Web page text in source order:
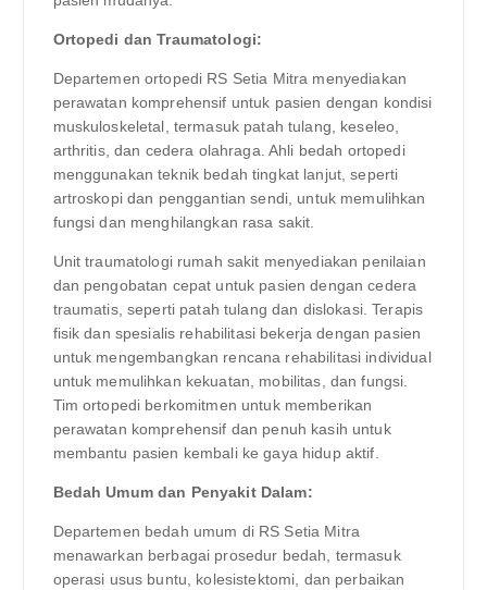
Ortopedi dan Traumatologi:
Departemen ortopedi RS Setia Mitra menyediakan
perawatan komprehensif untuk pasien dengan kondisi
muskuloskeletal, termasuk patah tulang, keseleo,
arthritis, dan cedera olahraga. Ahli bedah ortopedi
menggunakan teknik bedah tingkat lanjut, seperti
artroskopi dan penggantian sendi, untuk memulihkan
fungsi dan menghilangkan rasa sakit.
Unit traumatologi rumah sakit menyediakan penilaian
dan pengobatan cepat untuk pasien dengan cedera
traumatis, seperti patah tulang dan dislokasi. Terapis
fisik dan spesialis rehabilitasi bekerja dengan pasien
untuk mengembangkan rencana rehabilitasi individual
untuk memulihkan kekuatan, mobilitas, dan fungsi.
Tim ortopedi berkomitmen untuk memberikan
perawatan komprehensif dan penuh kasih untuk
membantu pasien kembali ke gaya hidup aktif.
Bedah Umum dan Penyakit Dalam:
Departemen bedah umum di RS Setia Mitra
menawarkan berbagai prosedur bedah, termasuk
operasi usus buntu, kolesistektomi, dan perbaikan